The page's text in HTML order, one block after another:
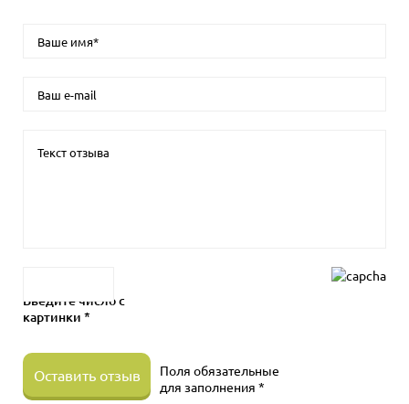
Введите число с
картинки *
Оставить отзыв
Поля обязательные
для заполнения *